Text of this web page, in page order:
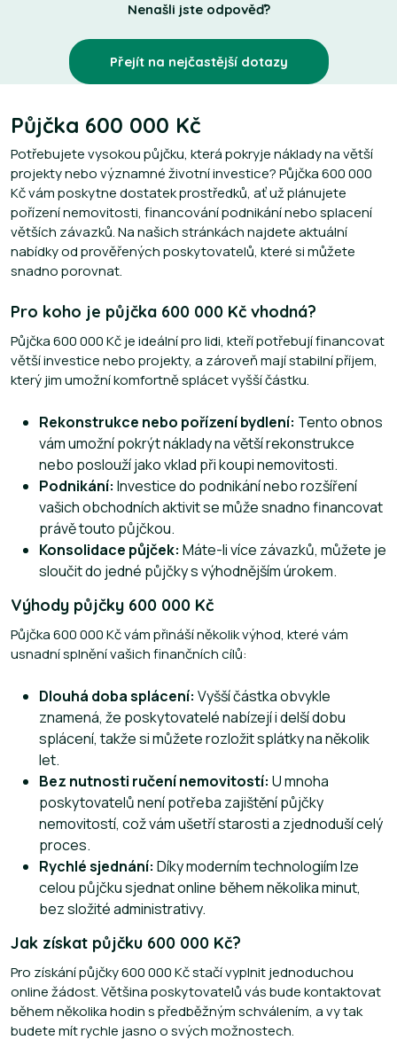
Nenašli jste odpověď?
Přejít na nejčastější dotazy
Půjčka 600 000 Kč
Potřebujete vysokou půjčku, která pokryje náklady na větší
projekty nebo významné životní investice? Půjčka 600 000
Kč vám poskytne dostatek prostředků, ať už plánujete
pořízení nemovitosti, financování podnikání nebo splacení
větších závazků. Na našich stránkách najdete aktuální
nabídky od prověřených poskytovatelů, které si můžete
snadno porovnat.
Pro koho je půjčka 600 000 Kč vhodná?
Půjčka 600 000 Kč je ideální pro lidi, kteří potřebují financovat
větší investice nebo projekty, a zároveň mají stabilní příjem,
který jim umožní komfortně splácet vyšší částku.
Rekonstrukce nebo pořízení bydlení: Tento obnos
vám umožní pokrýt náklady na větší rekonstrukce
nebo poslouží jako vklad při koupi nemovitosti.
Podnikání: Investice do podnikání nebo rozšíření
vašich obchodních aktivit se může snadno financovat
právě touto půjčkou.
Konsolidace půjček: Máte-li více závazků, můžete je
sloučit do jedné půjčky s výhodnějším úrokem.
Výhody půjčky 600 000 Kč
Půjčka 600 000 Kč vám přináší několik výhod, které vám
usnadní splnění vašich finančních cílů:
Dlouhá doba splácení: Vyšší částka obvykle
znamená, že poskytovatelé nabízejí i delší dobu
splácení, takže si můžete rozložit splátky na několik
let.
Bez nutnosti ručení nemovitostí: U mnoha
poskytovatelů není potřeba zajištění půjčky
nemovitostí, což vám ušetří starosti a zjednoduší celý
proces.
Rychlé sjednání: Díky moderním technologiím lze
celou půjčku sjednat online během několika minut,
bez složité administrativy.
Jak získat půjčku 600 000 Kč?
Pro získání půjčky 600 000 Kč stačí vyplnit jednoduchou
online žádost. Většina poskytovatelů vás bude kontaktovat
během několika hodin s předběžným schválením, a vy tak
budete mít rychle jasno o svých možnostech.